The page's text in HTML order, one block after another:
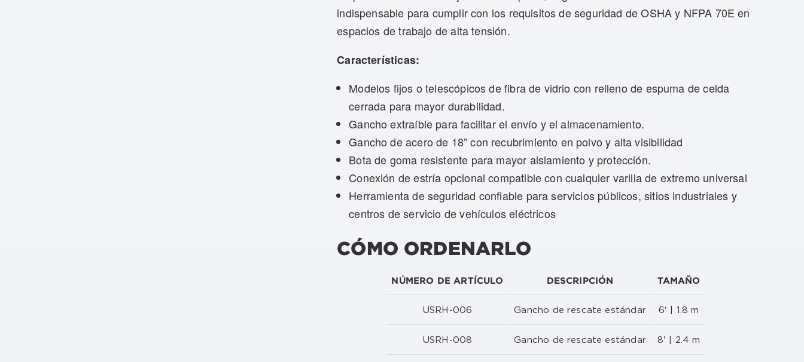
indispensable para cumplir con los requisitos de seguridad de OSHA y NFPA 70E en
espacios de trabajo de alta tensión.
Características:
Modelos fijos o telescópicos de fibra de vidrio con relleno de espuma de celda
cerrada para mayor durabilidad.
Gancho extraíble para facilitar el envío y el almacenamiento.
Gancho de acero de 18” con recubrimiento en polvo y alta visibilidad
Bota de goma resistente para mayor aislamiento y protección.
Conexión de estría opcional compatible con cualquier varilla de extremo universal
Herramienta de seguridad confiable para servicios públicos, sitios industriales y
centros de servicio de vehículos eléctricos
CÓMO ORDENARLO
NÚMERO DE ARTÍCULO DESCRIPCIÓN TAMAÑO
USRH-006 Gancho de rescate estándar 6' | 1.8 m
USRH-008 Gancho de rescate estándar 8' | 2.4 m